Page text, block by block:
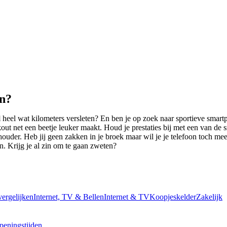
wat kilometers versleten? En ben je op zoek naar sportieve
net een beetje leuker maakt. Houd je prestaties bij met een van
Heb jij geen zakken in je broek maar wil je je telefoon toch
Krijg je al zin om te gaan zweten?
Internet, TV & BellenInternet & TVKoopjeskelderZakelijk